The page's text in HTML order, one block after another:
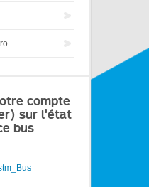
compte
sur l'état
bus